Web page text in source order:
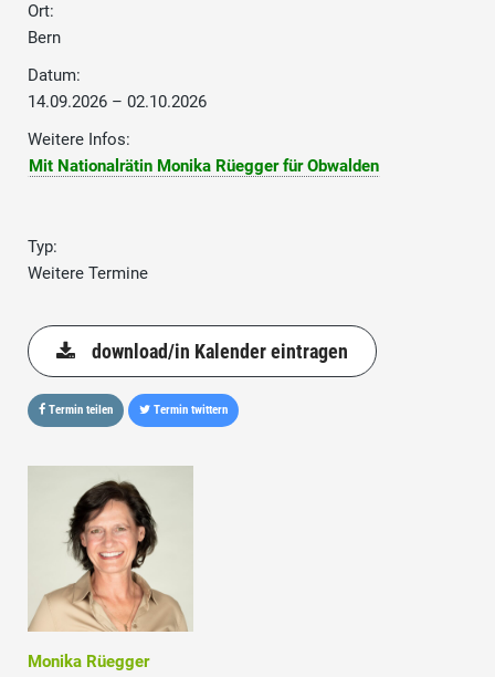
Ort:
Bern
Datum:
14.09.2026 – 02.10.2026
Weitere Infos:
Mit Nationalrätin Monika Rüegger für Obwalden
Typ:
Weitere Termine
download/in Kalender eintragen
Termin teilen Termin twittern
Monika Rüegger